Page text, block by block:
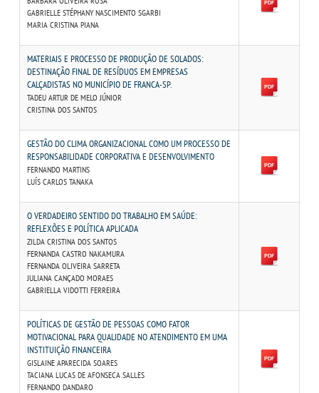
DESTAQUES
REVISTA DIÁLOGOS ACADÊMICOS
UNIESP NEWS
LOGIN
WEBMAIL
PORTAL DE ALUNOS
PORTAL DE PROFESSORES/ACADÊMICO
UNIESP
CONTATO
GABRIELLE STÉPHANY NASCIMENTO SGARBI
MARIA CRISTINA PIANA
MATERIAIS E PROCESSO DE PRODUÇÃO DE SOLADOS:
DESTINAÇÃO FINAL DE RESÍDUOS EM EMPRESAS
CALÇADISTAS NO MUNICÍPIO DE FRANCA-SP.
TADEU ARTUR DE MELO JÚNIOR
CRISTINA DOS SANTOS
GESTÃO DO CLIMA ORGANIZACIONAL COMO UM PROCESSO DE
RESPONSABILIDADE CORPORATIVA E DESENVOLVIMENTO
FERNANDO MARTINS
LUÍS CARLOS TANAKA
O VERDADEIRO SENTIDO DO TRABALHO EM SAÚDE:
REFLEXÕES E POLÍTICA APLICADA
ZILDA CRISTINA DOS SANTOS
FERNANDA CASTRO NAKAMURA
FERNANDA OLIVEIRA SARRETA
JULIANA CANÇADO MORAES
GABRIELLA VIDOTTI FERREIRA
POLÍTICAS DE GESTÃO DE PESSOAS COMO FATOR
MOTIVACIONAL PARA QUALIDADE NO ATENDIMENTO EM UMA
INSTITUIÇÃO FINANCEIRA
GISLAINE APARECIDA SOARES
TACIANA LUCAS DE AFONSECA SALLES
FERNANDO DANDARO